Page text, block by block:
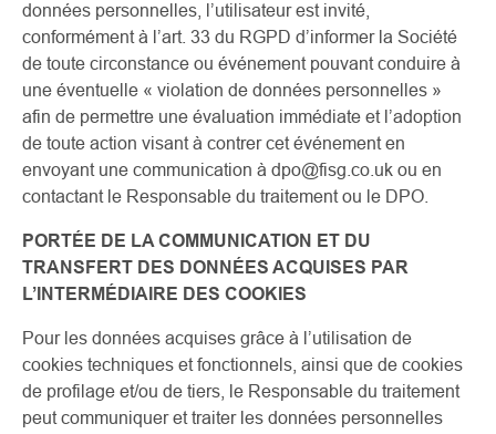
données personnelles, l’utilisateur est invité,
conformément à l’art. 33 du RGPD d’informer la Société
de toute circonstance ou événement pouvant conduire à
une éventuelle « violation de données personnelles »
afin de permettre une évaluation immédiate et l’adoption
de toute action visant à contrer cet événement en
envoyant une communication à dpo@fisg.co.uk ou en
contactant le Responsable du traitement ou le DPO.
PORTÉE DE LA COMMUNICATION ET DU
TRANSFERT DES DONNÉES ACQUISES PAR
L’INTERMÉDIAIRE DES COOKIES
Pour les données acquises grâce à l’utilisation de
cookies techniques et fonctionnels, ainsi que de cookies
de profilage et/ou de tiers, le Responsable du traitement
peut communiquer et traiter les données personnelles